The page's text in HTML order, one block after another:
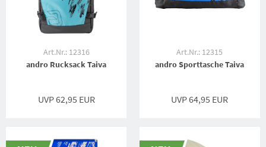
Art.Nr.: 12316
andro Rucksack Taiva
UVP 62,95 EUR
Art.Nr.: 12315
andro Sporttasche Taiva
UVP 64,95 EUR